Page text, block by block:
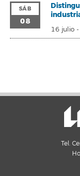
SÁB
08
16 julio-
Tel.